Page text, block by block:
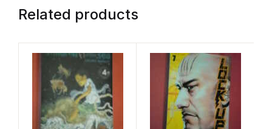
Related products